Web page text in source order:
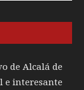
de Alcalá de
e interesante